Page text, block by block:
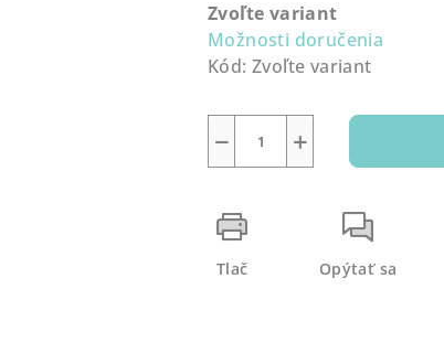
Zvoľte variant
Možnosti doručenia
Kód: Zvoľte variant
+
−
Tlač Opýtať sa